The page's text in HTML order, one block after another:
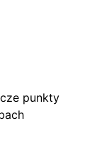
punkty